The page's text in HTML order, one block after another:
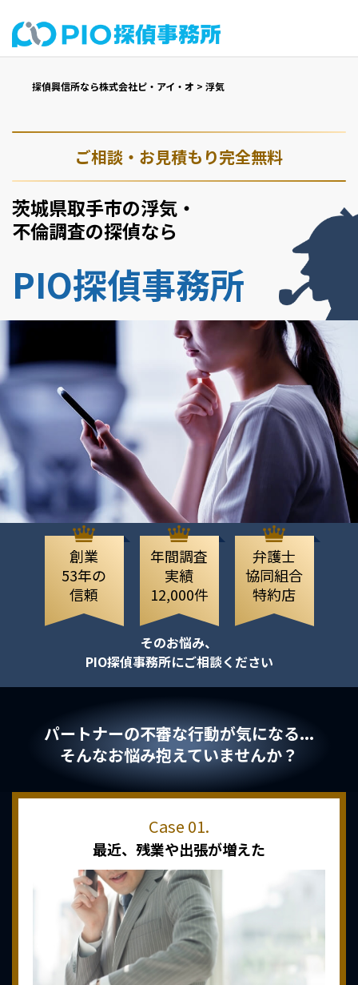
探偵興信所なら株式会社ピ・アイ・オ > 浮気
ご相談・お見積もり完全無料
茨城県取手市の浮気・
不倫調査の探偵なら
PIO探偵事務所
創業
53年の
信頼
年間調査
実績
12,000件
弁護士
協同組合
特約店
そのお悩み、
PIO探偵事務所にご相談ください
パートナーの不審な行動が気になる...
そんなお悩み抱えていませんか？
最近、 残業や出張が増えた